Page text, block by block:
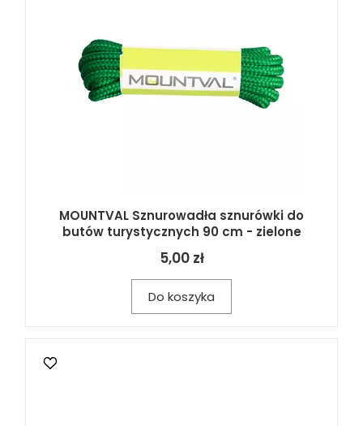
MOUNTVAL Sznurowadła sznurówki do
butów turystycznych 90 cm - zielone
5,00 zł
Do koszyka